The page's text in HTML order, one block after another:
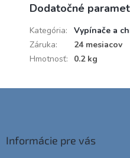
Dodatočné
Kategória:
Vypínače a
Záruka:
24 mesiacov
Hmotnosť: 0.2 kg
Informácie pre vás